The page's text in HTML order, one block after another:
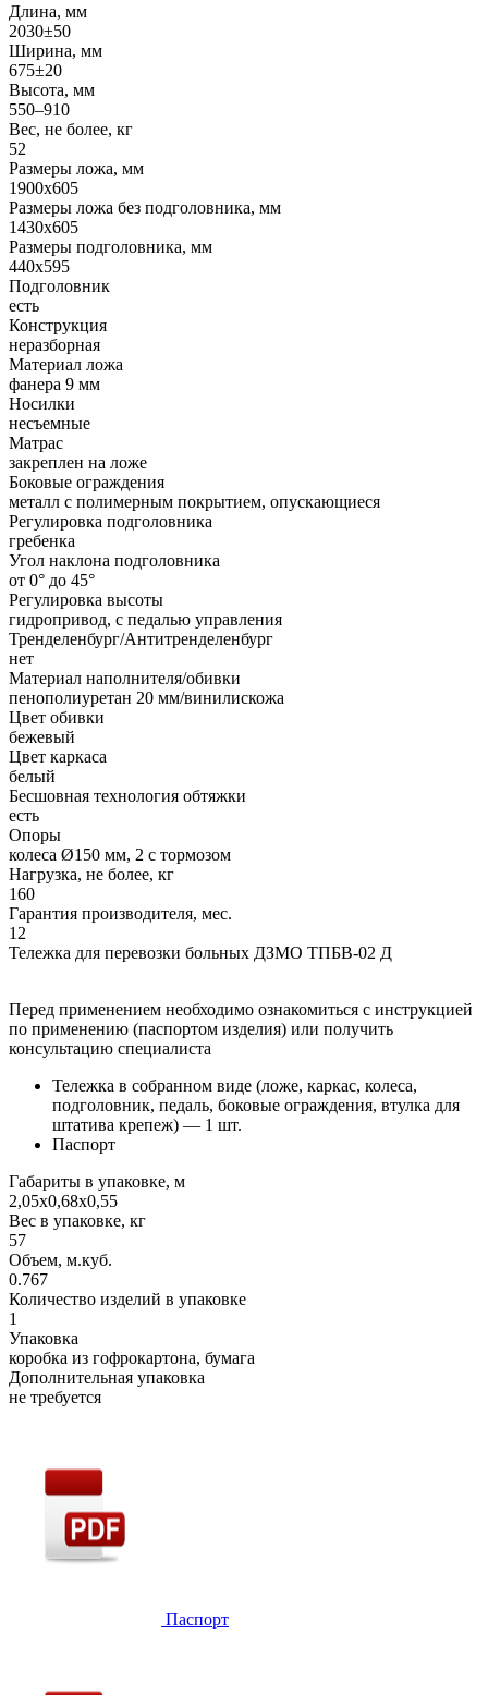
Длина, мм
2030±50
Ширина, мм
675±20
Высота, мм
550–910
Вес, не более, кг
52
Размеры ложа, мм
1900х605
Размеры ложа без подголовника, мм
1430x605
Размеры подголовника, мм
440x595
Подголовник
есть
Конструкция
неразборная
Материал ложа
фанера 9 мм
Носилки
несъемные
Матрас
закреплен на ложе
Боковые ограждения
металл с полимерным покрытием, опускающиеся
Регулировка подголовника
гребенка
Угол наклона подголовника
от 0° до 45°
Регулировка высоты
гидропривод, с педалью управления
Тренделенбург/Антитренделенбург
нет
Материал наполнителя/обивки
пенополиуретан 20 мм/винилискожа
Цвет обивки
бежевый
Цвет каркаса
белый
Бесшовная технология обтяжки
есть
Опоры
колеса Ø150 мм, 2 с тормозом
Нагрузка, не более, кг
160
Гарантия производителя, мес.
12
Тележка для перевозки больных ДЗМО ТПБВ-02 Д
Перед применением необходимо ознакомиться с инструкцией
по применению (паспортом изделия) или получить
консультацию специалиста
Тележка в собранном виде (ложе, каркас, колеса,
подголовник, педаль, боковые ограждения, втулка для
штатива крепеж) — 1 шт.
Паспорт
Габариты в упаковке, м
2,05х0,68х0,55
Вес в упаковке, кг
57
Объем, м.куб.
0.767
Количество изделий в упаковке
1
Упаковка
коробка из гофрокартона, бумага
Дополнительная упаковка
не требуется
Паспорт